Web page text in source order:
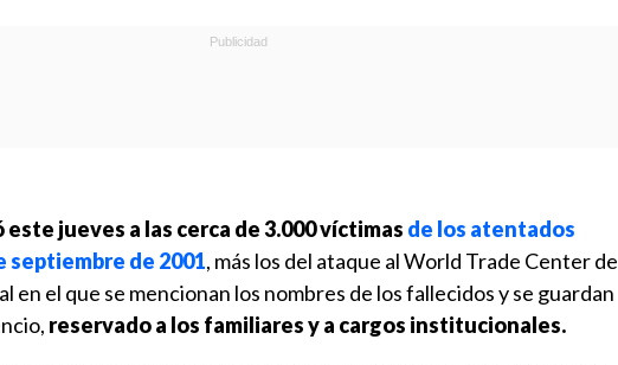
jueves a las cerca de 3.000 víctimas de los atentados
septiembre de 2001, más los del ataque al World Trade Center de
en el que se mencionan los nombres de los fallecidos y se guardan
reservado a los familiares y a cargos institucionales.